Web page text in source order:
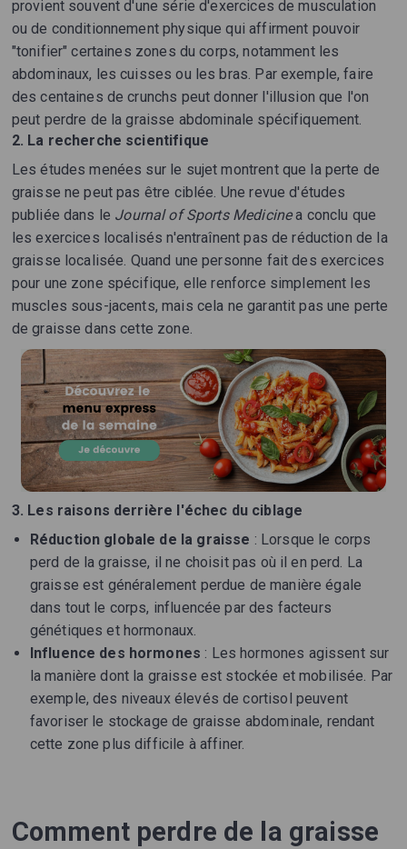
provient souvent d'une série d'exercices de musculation
ou de conditionnement physique qui affirment pouvoir
"tonifier" certaines zones du corps, notamment les
abdominaux, les cuisses ou les bras. Par exemple, faire
des centaines de crunchs peut donner l'illusion que l'on
peut perdre de la graisse abdominale spécifiquement.
2. La recherche scientifique
Les études menées sur le sujet montrent que la perte de
graisse ne peut pas être ciblée. Une revue d'études
publiée dans le Journal of Sports Medicinea conclu que
les exercices localisés n'entraînent pas de réduction de la
graisse localisée. Quand une personne fait des exercices
pour une zone spécifique, elle renforce simplement les
muscles sous-jacents, mais cela ne garantit pas une perte
de graisse dans cette zone.
3. Les raisons derrière l'échec du ciblage
Réduction globale de la graisse : Lorsque le corps
perd de la graisse, il ne choisit pas où il en perd. La
graisse est généralement perdue de manière égale
dans tout le corps, influencée par des facteurs
génétiques et hormonaux.
Influence des hormones : Les hormones agissent sur
la manière dont la graisse est stockée et mobilisée. Par
exemple, des niveaux élevés de cortisol peuvent
favoriser le stockage de graisse abdominale, rendant
cette zone plus difficile à affiner.
Comment perdre de la graisse